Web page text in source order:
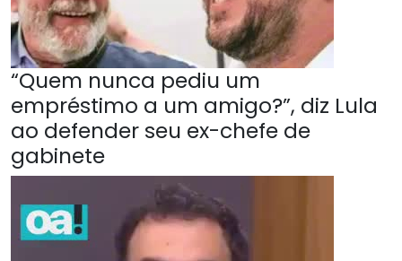
“Quem nunca pediu um
empréstimo a um amigo?”, diz Lula
ao defender seu ex-chefe de
gabinete